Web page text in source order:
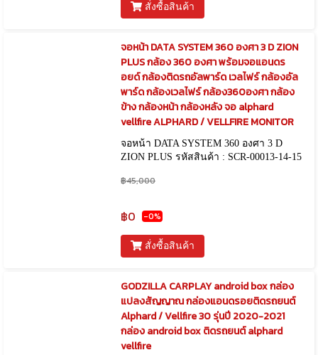
สั่งซื้อสินค้า
จอหน้า DATA SYSTEM 360 องศา 3 D ZION
PLUS กล้อง 360 องศา พร้อมจอแอนดร
อยด์ กล้องติดรถอัลพาร์ด เวลไฟร์ กล้องอัล
พาร์ด กล้องเวลไฟร์ กล้อง360องศา กล้อง
ข้าง กล้องหน้า กล้องหลัง จอ alphard
vellfire ALPHARD / VELLFIRE MONITOR
จอหน้า DATA SYSTEM 360 องศา 3 D
ZION PLUS รหัสสินค้า : SCR-00013-14-15
/ ALPHARD/VELLFIRE 30 รุ่นปี 2015-
฿45,000
฿0 -0%
สั่งซื้อสินค้า
GODZILLA CARPLAY android box กล่อง
แปลงสัญญาณ กล่องแอนดรอยติดรถยนต์
Alphard / Vellfire 30 รุ่นปี 2020-2021
กล่อง android box ติดรถยนต์ alphard
vellfire